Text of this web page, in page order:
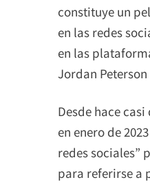
constituye un
en las redes
en las
Jordan
Desde hace
en enero de
redes sociales”
para referirse a